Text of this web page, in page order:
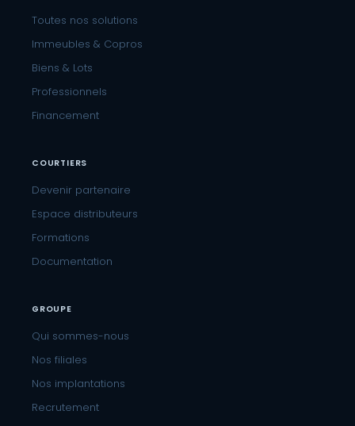
Toutes nos solutions
Immeubles & Copros
Biens & Lots
Professionnels
Financement
COURTIERS
Devenir partenaire
Espace distributeurs
Formations
Documentation
GROUPE
Qui sommes-nous
Nos filiales
Nos implantations
Recrutement